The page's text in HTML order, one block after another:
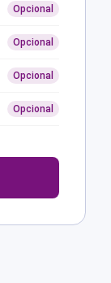
Opcional
Opcional
Opcional
Opcional